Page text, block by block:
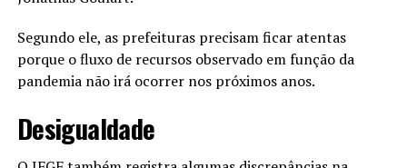
Segundo ele, as prefeituras precisam ficar atentas
porque o fluxo de recursos observado em função da
pandemia não irá ocorrer nos próximos anos.
Desigualdade